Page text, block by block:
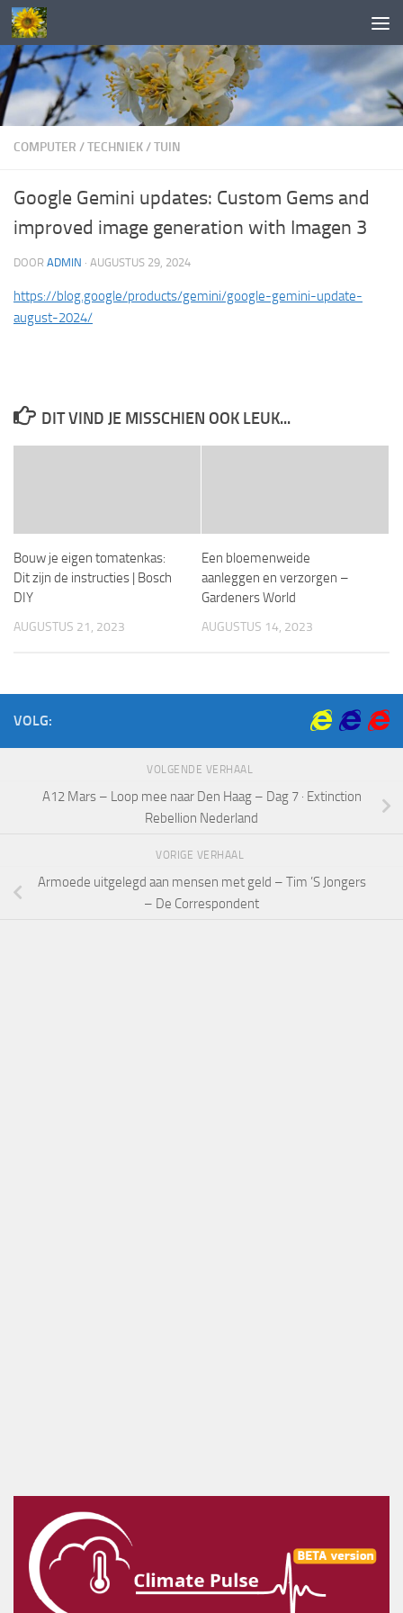
Doorgaan naar inhoud
COMPUTER /TECHNIEK/TUIN
Google Gemini updates: Custom Gems and
improved image generation with Imagen 3
DOOR ADMIN · AUGUSTUS 29, 2024
https://blog.google/products/gemini/google-gemini-update-
august-2024/
DIT VIND JE MISSCHIEN OOK LEUK...
Bouw je eigen tomatenkas:
Dit zijn de instructies | Bosch
DIY
AUGUSTUS 21, 2023
Een bloemenweide
aanleggen en verzorgen –
Gardeners World
AUGUSTUS 14, 2023
VOLG:
VOLGENDE VERHAAL
A12 Mars – Loop mee naar Den Haag – Dag 7 · Extinction
Rebellion Nederland
VORIGE VERHAAL
Armoede uitgelegd aan mensen met geld – Tim ’S Jongers
– De Correspondent